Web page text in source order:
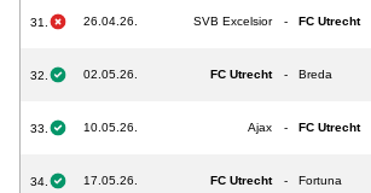
31. 26.04.26. SVB Excelsior - FC Utrecht
32. 02.05.26. FC Utrecht - Breda
33. 10.05.26. Ajax - FC Utrecht
34. 17.05.26. FC Utrecht - Fortuna